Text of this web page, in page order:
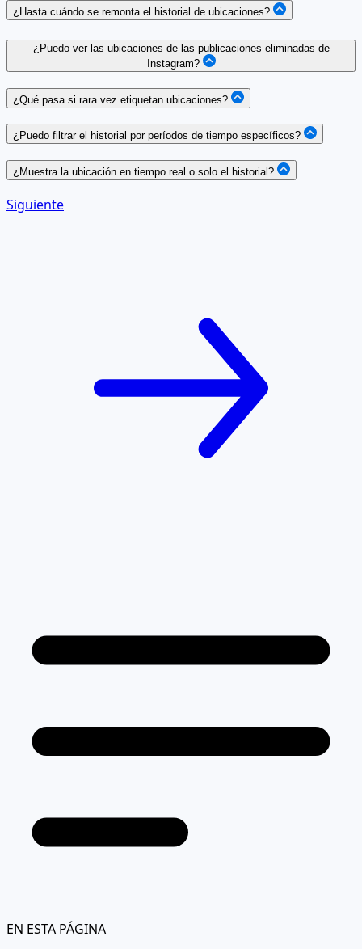
¿Hasta cuándo se remonta el historial de ubicaciones?
¿Puedo ver las ubicaciones de las publicaciones eliminadas de
Instagram?
¿Qué pasa si rara vez etiquetan ubicaciones?
¿Puedo filtrar el historial por períodos de tiempo específicos?
¿Muestra la ubicación en tiempo real o solo el historial?
Siguiente
EN ESTA PÁGINA